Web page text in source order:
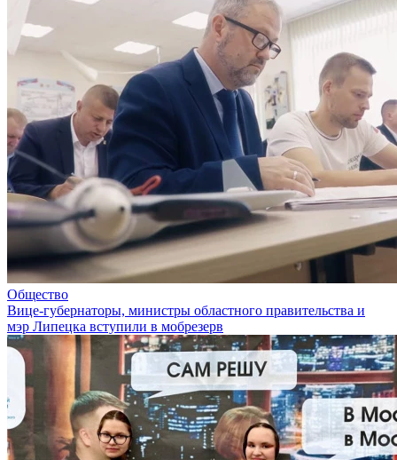
Общество
Вице-губернаторы, министры областного правительства и
мэр Липецка вступили в мобрезерв